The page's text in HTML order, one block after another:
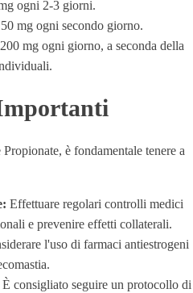
ogni 2-3 giorni.
mg ogni secondo giorno.
mg ogni giorno, a seconda della
è fondamentale tenere a
Effettuare regolari controlli medici
e prevenire effetti collaterali.
l'uso di farmaci antiestrogeni
È consigliato seguire un protocollo di